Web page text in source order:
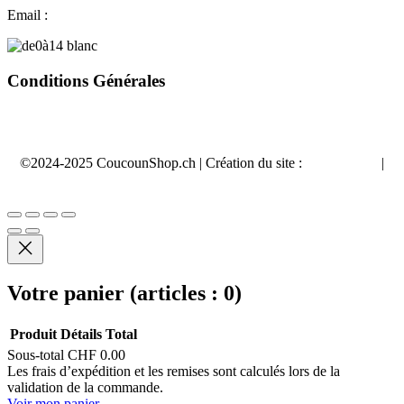
Email :
Conditions Générales
©2024-2025 CoucounShop.ch | Création du site :
|
Votre panier (articles : 0)
Produits
dans
Produit Détails Total
Sous-total CHF 0.00
Les frais d’expédition et les remises sont calculés lors de la
validation de la commande.